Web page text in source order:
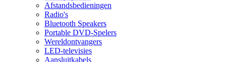
Afstandsbedieningen
Radio's
Bluetooth Speakers
Portable DVD-Spelers
Wereldontvangers
LED-televisies
Aansluitkabels